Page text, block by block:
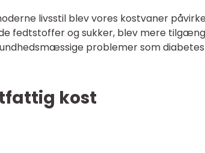
livsstil blev vores kostvaner
fedtstoffer og sukker, blev mere
problemer som
kost